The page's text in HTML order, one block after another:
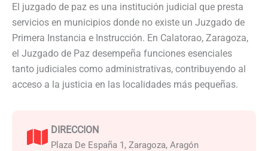
El juzgado de paz es una institución judicial que presta
servicios en municipios donde no existe un Juzgado de
Primera Instancia e Instrucción. En Calatorao, Zaragoza,
el Juzgado de Paz desempeña funciones esenciales
tanto judiciales como administrativas, contribuyendo al
acceso a la justicia en las localidades más pequeñas.
DIRECCION
Plaza De España 1, Zaragoza, Aragón